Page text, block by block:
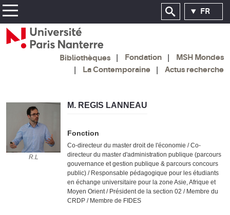
FR
Bibliothèques Fondation
MSH Mondes
La Contemporaine
Actus recherche
R.L
R.L
M. REGIS LANNEAU
Fonction
Co-directeur du master droit de l'économie / Co-
directeur du master d'administration publique (parcours
gouvernance et gestion publique & parcours concours
public) / Responsable pédagogique pour les étudiants
en échange universitaire pour la zone Asie, Afrique et
Moyen Orient / Président de la section 02 / Membre du
CRDP / Membre de FIDES